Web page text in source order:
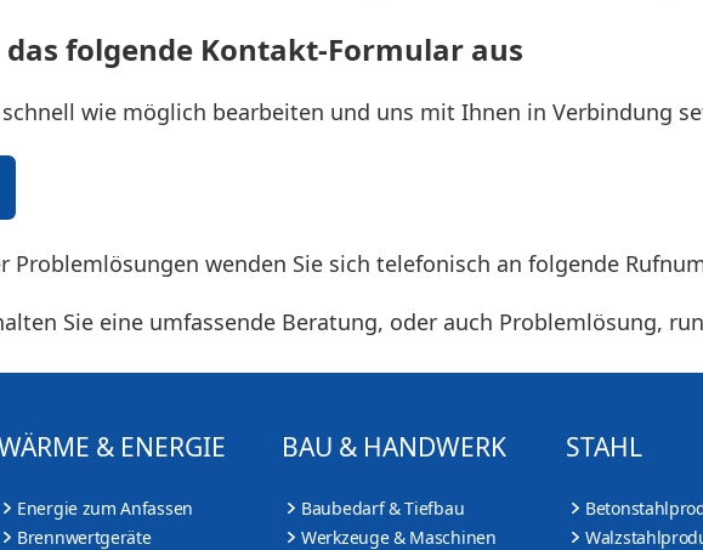
folgende Kontakt-Formular aus
wie möglich bearbeiten und uns mit Ihnen in Verbindung
Problemlösungen wenden Sie sich telefonisch an folgende
Sie eine umfassende Beratung, oder auch Problemlösung,
& ENERGIE
Energie zum Anfassen
Brennwertgeräte
BAU & HANDWERK
Baubedarf & Tiefbau
Werkzeuge & Maschinen
STAHL